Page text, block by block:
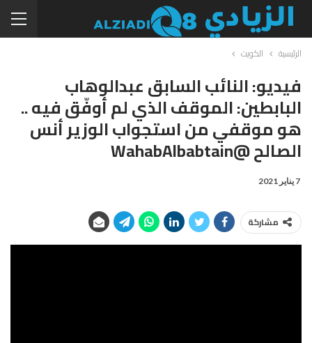
الرئيسية الكويت
فيديو: النائب السابق عبدالوهاب
البابطين: الموقف الذي لم أوفّق فيه ..
هو موقفي من استجواب الوزير أنس
الصالح @WahabAlbabtain
7 يناير 2021
مشاركة